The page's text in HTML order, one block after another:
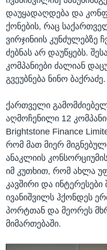
დაუყადაღდება და
ქონების, რაც
ვირჯინიის კუნძულებზე
ძებნას არ დაუწყებს.
კომპანიები ძალიან
გვეუბნება ნინო ბაქრაძე.
ქართველი
აღმოჩენილი 12
Brightstone Finance
რომ მათ მიერ
ანაკლიის
იმ კუთხით, რომ ახლა
კავშირი და ინტერესები
ივანიშვილს ჰქონდეს
პორტთან და მეორეს
მიმართებაში.